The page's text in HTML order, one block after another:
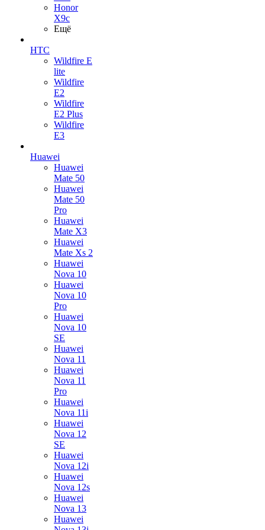
Honor
X9c
Ещё
HTC
Wildfire E
lite
Wildfire
E2
Wildfire
E2 Plus
Wildfire
E3
Huawei
Huawei
Mate 50
Huawei
Mate 50
Pro
Huawei
Mate X3
Huawei
Mate Xs 2
Huawei
Nova 10
Huawei
Nova 10
Pro
Huawei
Nova 10
SE
Huawei
Nova 11
Huawei
Nova 11
Pro
Huawei
Nova 11i
Huawei
Nova 12
SE
Huawei
Nova 12i
Huawei
Nova 12s
Huawei
Nova 13
Huawei